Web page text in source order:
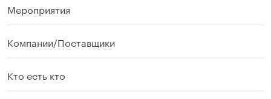
Мероприятия
Компании/Поставщики
Кто есть кто